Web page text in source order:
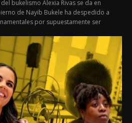
bukelismo Alexia Rivas se da en
de Nayib Bukele ha despedido a
por supuestamente ser